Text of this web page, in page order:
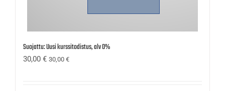
Suojattu: Uusi kurssitodistus, alv 0%
30,00 € 30,00 €